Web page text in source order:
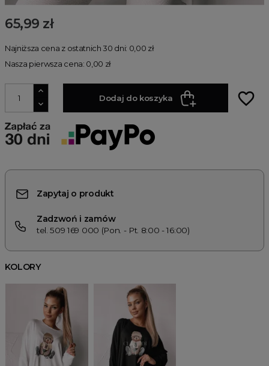
65,99 zł
Najniższa cena z ostatnich 30 dni: 0,00 zł
Nasza pierwsza cena: 0,00 zł
Dodaj do koszyka favorite_border
Zapytaj o produkt
Zadzwoń i zamów
tel. 509 169 000 (Pon. - Pt. 8:00 - 16:00)
KOLORY